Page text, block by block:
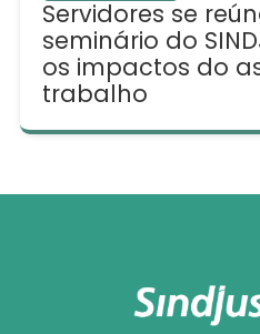
Servidores se
seminário do
os impactos do
trabalho